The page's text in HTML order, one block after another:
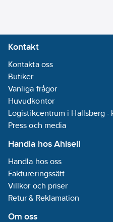
Kontakt
Kontakta oss
Butiker
Vanliga frågor
Huvudkontor
Logistikcentrum i Hallsberg
Press och media
Handla hos Ahlsell
Handla hos oss
Faktureringssätt
Villkor och priser
Retur & Reklamation
Om oss